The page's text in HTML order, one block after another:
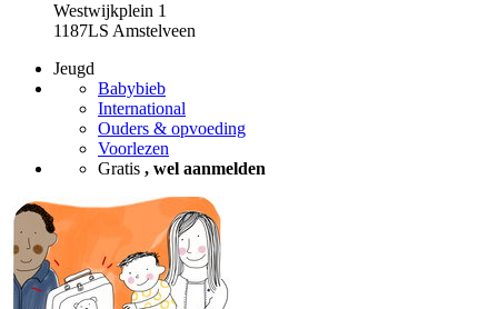
Westwijkplein 1
1187LS Amstelveen
Jeugd
Babybieb
International
Ouders & opvoeding
Voorlezen
Gratis , wel aanmelden